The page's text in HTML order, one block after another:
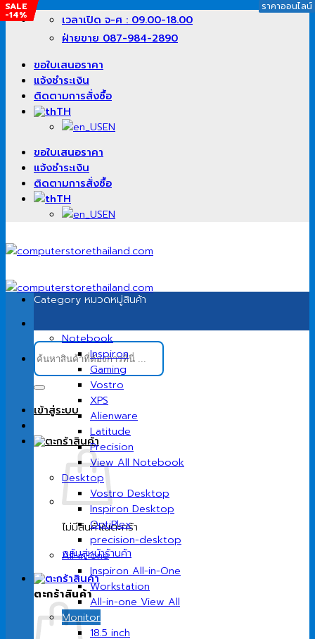
ข้าม
เนื้อหา
เวลาเปิด จ-ศ : 09.00-18.00
ฝ่ายขาย 087-984-2890
ขอใบเสนอราคา
แจ้งชำระเงิน
ติดตามการสั่งซื้อ
TH
EN
ขอใบเสนอราคา
แจ้งชำระเงิน
ติดตามการสั่งซื้อ
TH
EN
ค้นหา:
เข้าสู่ระบบ
ไม่มีสินค้าในตะกร้า
กลับสู่หน้าร้านค้า
ตะกร้าสินค้า
Category หมวดหมู่สินค้า
Notebook
Inspiron
Gaming
Vostro
XPS
Alienware
Latitude
Precision
View All Notebook
Desktop
Vostro Desktop
Inspiron Desktop
OptiPlex
precision-desktop
All-in-one
Inspiron All-in-One
Workstation
All-in-one View All
Monitor
18.5 inch
ราคาออนไลน์
SALE
-14%
SALE
-1%
ราคาออนไลน์
ราคาออนไลน์
SALE
-1%